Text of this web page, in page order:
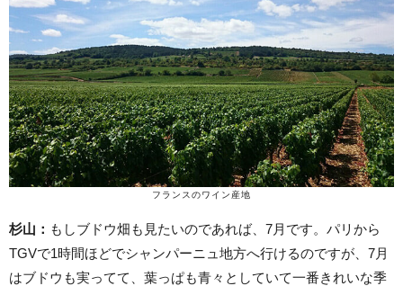
フランスのワイン産地
杉山： もしブドウ畑も見たいのであれば、7月です。パリから
TGVで1時間ほどでシャンパーニュ地方へ行けるのですが、7月
はブドウも実ってて、葉っぱも青々としていて一番きれいな季